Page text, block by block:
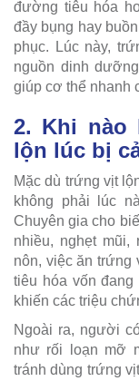
đường tiêu hóa
đầy bụng hay
phục. Lúc này,
nguồn dinh
giúp cơ thể nhanh
2. Khi nào
lộn lúc bị
Mặc dù trứng vịt
không phải lúc
Chuyên gia cho
nhiều, nghẹt
nôn, việc ăn trứng
tiêu hóa vốn
khiến các triệu
Ngoài ra, người
như rối loạn mỡ
tránh dùng trứng